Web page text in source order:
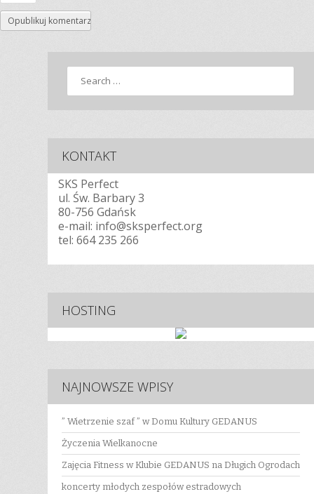
Search
KONTAKT
SKS Perfect
ul. Św. Barbary 3
80-756 Gdańsk
e-mail: info@sksperfect.org
tel: 664 235 266
HOSTING
NAJNOWSZE WPISY
” Wietrzenie szaf ” w Domu Kultury GEDANUS
Życzenia Wielkanocne
Zajęcia Fitness w Klubie GEDANUS na Długich Ogrodach
koncerty młodych zespołów estradowych